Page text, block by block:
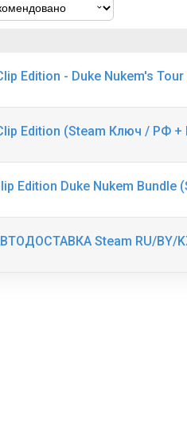
Edition - Duke Nukem's
Edition (Steam Ключ / РФ
Edition Duke Nukem Bundle
Steam RU/BY/